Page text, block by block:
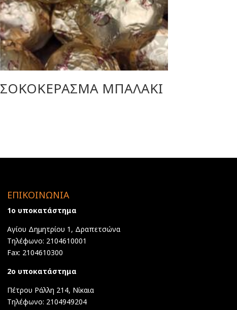
ΣΟΚΟΚΕΡΑΣΜΑ ΜΠΑΛΑΚΙ
ΕΠΙΚΟΙΝΩΝΙΑ
1ο υποκατάστημα
Αγίου Δημητρίου 1, Δραπετσώνα
Τηλέφωνο: 2104610001
Fax: 2104610300
2ο υποκατάστημα
Πέτρου Ράλλη 214, Νίκαια
Τηλέφωνο: 2104949204